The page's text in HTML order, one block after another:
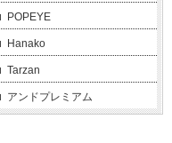
POPEYE
Hanako
Tarzan
アンドプレミアム